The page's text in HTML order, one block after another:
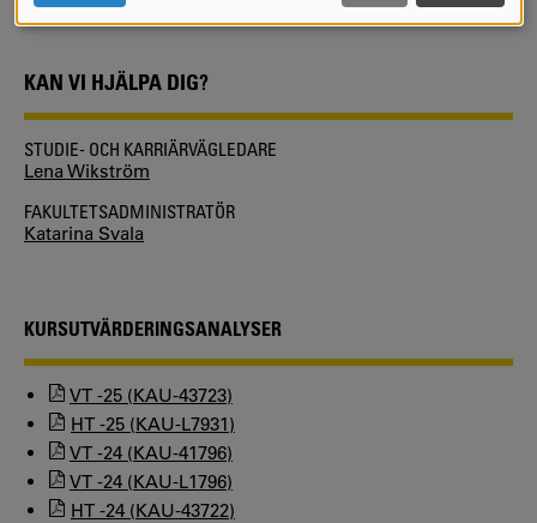
KAN VI HJÄLPA DIG?
STUDIE- OCH KARRIÄRVÄGLEDARE
Lena Wikström
FAKULTETSADMINISTRATÖR
Katarina Svala
KURSUTVÄRDERINGSANALYSER
VT -25 (KAU-43723)
HT -25 (KAU-L7931)
VT -24 (KAU-41796)
VT -24 (KAU-L1796)
HT -24 (KAU-43722)
COOKIES